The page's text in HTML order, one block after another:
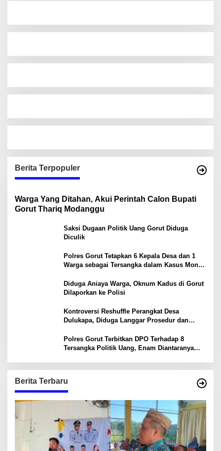
Berita Terpopuler
Warga Yang Ditahan, Akui Perintah Calon Bupati
Gorut Thariq Modanggu
Saksi Dugaan Politik Uang Gorut Diduga
Diculik
Polres Gorut Tetapkan 6 Kepala Desa dan 1
Warga sebagai Tersangka dalam Kasus Money
Diduga Aniaya Warga, Oknum Kadus di Gorut
Dilaporkan ke Polisi
Kontroversi Reshuffle Perangkat Desa
Dulukapa, Diduga Langgar Prosedur dan
Polres Gorut Terbitkan DPO Terhadap 8
Tersangka Politik Uang, Enam Diantaranya
Berita Terbaru